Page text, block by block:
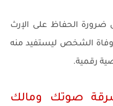
الحفاظ على الإرث
وفاة الشخص ليستفيد منه
رقمية.
صوتك ومالك